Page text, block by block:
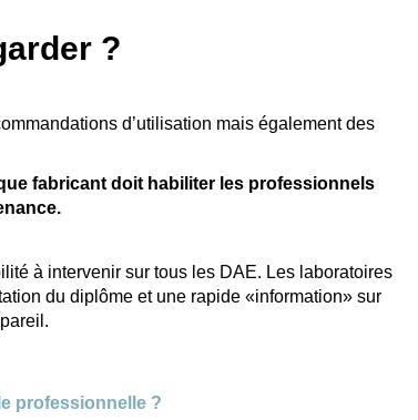
?
d’utilisation mais également des
fabricant doit habiliter les professionnels
à intervenir sur tous les DAE. Les laboratoires
du diplôme et une rapide «information» sur
professionnelle ?